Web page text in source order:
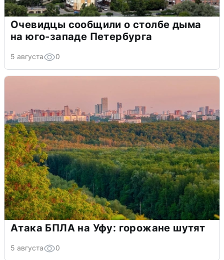
Очевидцы сообщили о столбе дыма
на юго-западе Петербурга
5 августа 0
Атака БПЛА на Уфу: горожане шутят
5 августа 0